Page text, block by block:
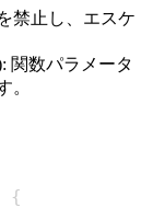
禁止し、エスケ
関数パラメータ
。
{